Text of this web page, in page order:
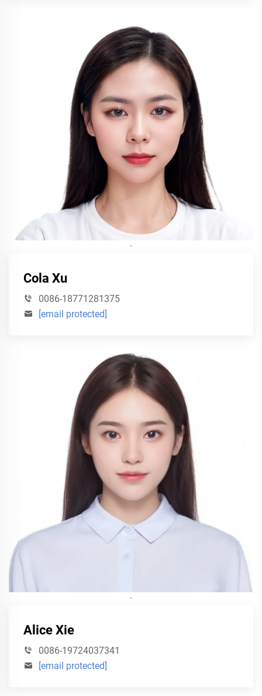
·
Cola Xu
0086-18771281375
[email protected]
·
Alice Xie
0086-19724037341
[email protected]